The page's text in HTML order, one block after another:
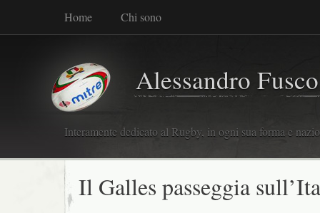
Home Chi sono
Alessandro Fusco
Interamente dedicato al Rugby, in ogni sua forma e
Il Galles passeggia